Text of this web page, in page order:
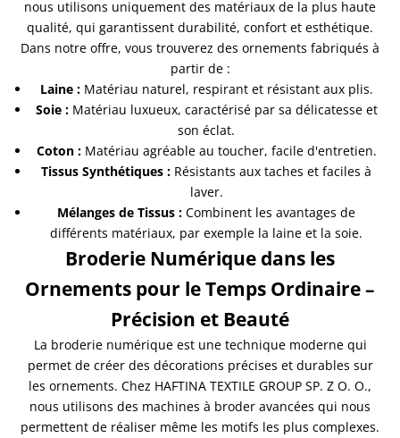
nous utilisons uniquement des matériaux de la plus haute
qualité, qui garantissent durabilité, confort et esthétique.
Dans notre offre, vous trouverez des ornements fabriqués à
partir de :
Laine :Matériau naturel, respirant et résistant aux plis.
Soie :Matériau luxueux, caractérisé par sa délicatesse et
son éclat.
Coton :Matériau agréable au toucher, facile d'entretien.
Tissus Synthétiques : Résistants aux taches et faciles à
laver.
Mélanges de Tissus : Combinent les avantages de
différents matériaux, par exemple la laine et la soie.
Broderie Numérique dans les
Ornements pour le Temps Ordinaire –
Précision et Beauté
La broderie numérique est une technique moderne qui
permet de créer des décorations précises et durables sur
les ornements. Chez HAFTINA TEXTILE GROUP SP. Z O. O.,
nous utilisons des machines à broder avancées qui nous
permettent de réaliser même les motifs les plus complexes.